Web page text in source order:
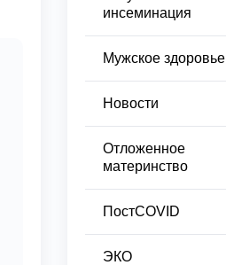
инсеминация
Мужское здоровье
Новости
Отложенное
материнство
ПостCOVID
ЭКО